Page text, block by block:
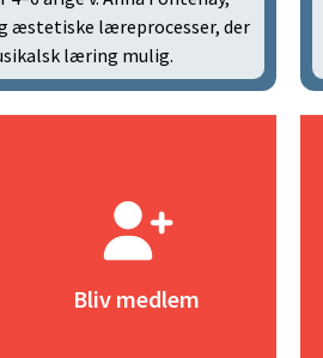
æstetiske læreprocesser, der
læring mulig.
Bliv medlem
Bliv medlem
Bliv medlem hos musik før ni